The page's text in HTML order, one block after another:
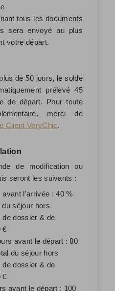
tous les documents
sera envoyé au plus
votre départ.
de 50 jours, le solde
prélevé45
de départ. Pour toute
merci de
Client VeryChic.
de modification ou
seront les suivants :
avant l'arrivée : 40 %
séjour hors
dossier & de
€
avant le départ : 80
du séjour hors
dossier & de
€
avant le départ : 100